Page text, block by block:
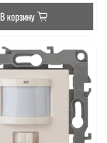
В корзину